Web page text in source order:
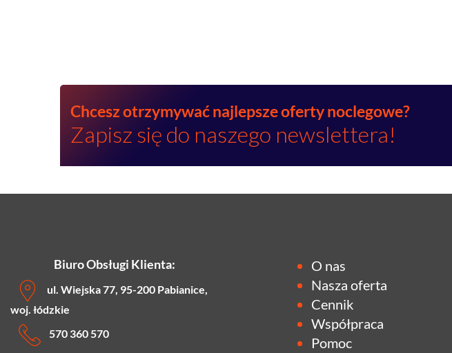
Chcesz otrzymywać najlepsze oferty noclegowe?
Zapisz się do naszego newslettera!
Biuro Obsługi Klienta:
ul. Wiejska 77, 95-200 Pabianice,
woj. łódzkie
570 360 570
O nas
Nasza oferta
Cennik
Współpraca
Pomoc